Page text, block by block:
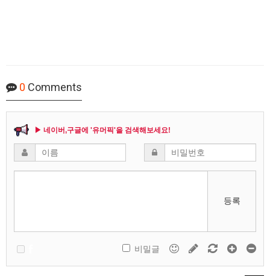
0 Comments
▶ 네이버,구글에 '유머픽'을 검색해보세요!
등록
비밀글